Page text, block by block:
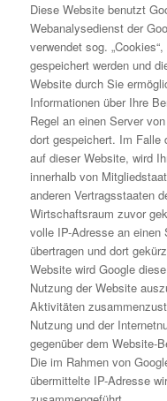
Diese Website benutzt
Webanalysedienst der
verwendet sog.
gespeichert werden und
Website durch Sie
Informationen über Ihre
Regel an einen Server
dort gespeichert. Im Falle
auf dieser Website, wird
innerhalb von
anderen Vertragsstaaten
Wirtschaftsraum zuvor
volle IP-Adresse an einen
übertragen und dort
Website wird Google
Nutzung der Website
Aktivitäten
Nutzung und der
gegenüber dem Website-
Die im Rahmen von
übermittelte IP-Adresse